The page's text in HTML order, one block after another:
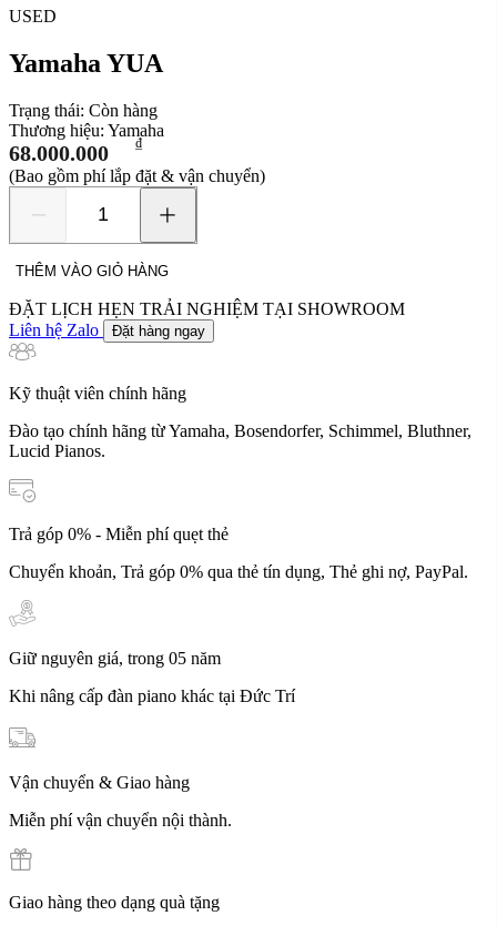
USED
Yamaha YUA
Trạng thái: Còn hàng
Thương hiệu: Yamaha
68.000.000 ₫
(Bao gồm phí lắp đặt & vận chuyển)
YUA
số
lượng
THÊM VÀO GIỎ HÀNG
ĐẶT LỊCH HẸN TRẢI NGHIỆM TẠI SHOWROOM
Liên hệ Zalo
Đặt hàng ngay
Kỹ thuật viên chính hãng
Đào tạo chính hãng từ Yamaha, Bosendorfer, Schimmel, Bluthner,
Lucid Pianos.
Trả góp 0% - Miễn phí quẹt thẻ
Chuyển khoản, Trả góp 0% qua thẻ tín dụng, Thẻ ghi nợ, PayPal.
Giữ nguyên giá, trong 05 năm
Khi nâng cấp đàn piano khác tại Đức Trí
Vận chuyển & Giao hàng
Miễn phí vận chuyển nội thành.
Giao hàng theo dạng quà tặng